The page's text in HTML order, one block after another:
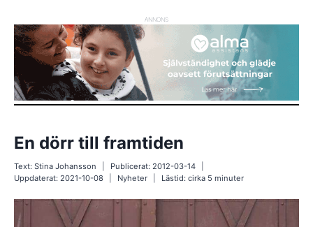
ANNONS
En dörr till framtiden
Text: Stina Johansson Publicerat: 2012-03-14
Uppdaterat: 2021-10-08 Nyheter Lästid: cirka 5minuter